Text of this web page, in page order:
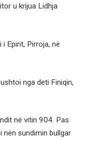
u krijua Lidhja
Epirit, Pirroja, në
nga deti Finiqin,
në vitin 904. Pas
sundimin bullgar